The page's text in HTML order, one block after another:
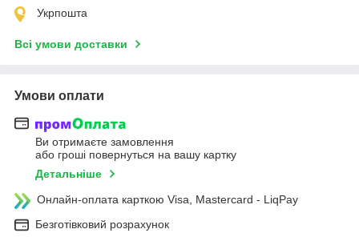
Укрпошта
Всі умови доставки
Умови оплати
Ви отримаєте замовлення
або гроші повернуться на вашу картку
Детальніше
Онлайн-оплата карткою Visa, Mastercard - LiqPay
Безготівковий розрахунок